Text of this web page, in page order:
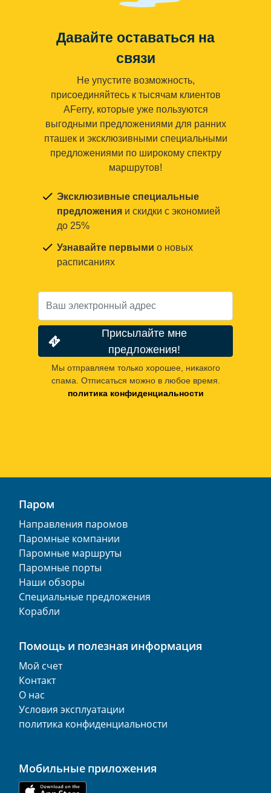
Давайте оставаться на
связи
Не упустите возможность,
присоединяйтесь к тысячам клиентов
AFerry, которые уже пользуются
выгодными предложениями для ранних
пташек и эксклюзивными специальными
предложениями по широкому спектру
маршрутов!
Эксклюзивные специальные
предложения и скидки с экономией
до 25%
Узнавайте первыми о новых
расписаниях
Присылайте мне
предложения!
Мы отправляем только хорошее, никакого
спама. Отписаться можно в любое время.
политика конфиденциальности
Паром
Направления паромов
Паромные компании
Паромные маршруты
Паромные порты
Наши обзоры
Специальные предложения
Корабли
Помощь и полезная информация
Мой счет
Контакт
О нас
Условия эксплуатации
политика конфиденциальности
Мобильные приложения